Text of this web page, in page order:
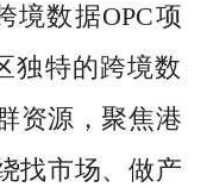
境数据OPC项
独特的跨境数
资源，聚焦港
找市场、做产